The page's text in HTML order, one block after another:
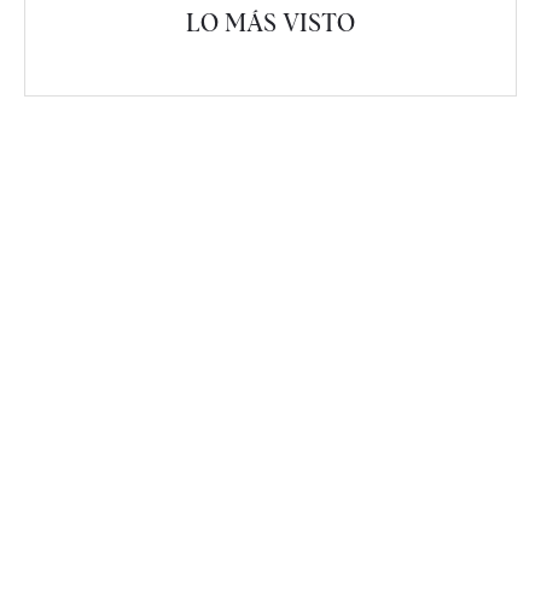
LO MÁS VISTO